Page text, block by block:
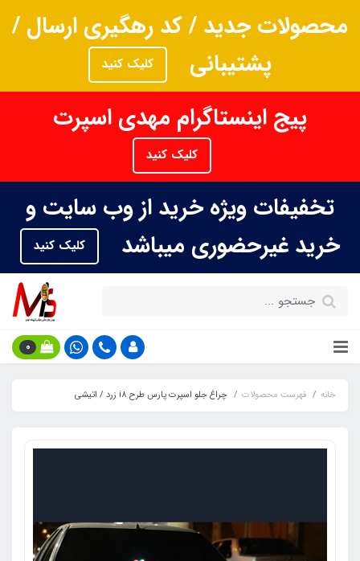
محصولات جدید / کد رهگیری ارسال /
پشتیبانی
کلیک کنید
پیج اینستاگرام مهدی اسپرت
کلیک کنید
تخفیفات ویژه خرید از وب سایت و
خرید غیرحضوری میباشد
کلیک کنید
0
خانه فهرست محصولات چراغ جلو اسپرت پارس طرح i8 زرد / اتیشی